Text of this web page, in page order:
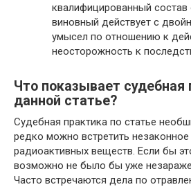
квалифицированный состав
виновный действует с
умысел по отношению к
неосторожность к
Что показывает судебная
данной статье?
Судебная практика по статье
редко можно встретить
радиоактивных веществ. Если бы
возможно не было бы уже
Часто встречаются дела по